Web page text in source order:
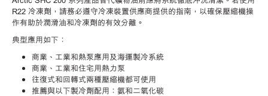
R22 冷凍劑，請務必遵守冷凍裝置供應商提供的指南，以確保壓縮機操
作有助於潤滑油和冷凍劑的有效分離。
典型應用如下：
商業、工業和熱泵應用及海運製冷系統
商業、工業和住宅用熱力泵
往復式和回轉式兩種壓縮機都可使用
推薦與以下製冷劑配用：氨和二氧化碳